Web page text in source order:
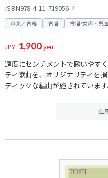
ISBN978-4-11-719056-4
声楽／合唱 合唱 合唱/女声・児
JPY: 1,900yen
適度にセンチメントで歌いやす
ティ歌曲を、オリジナリティを
ディックな編曲が施されています
在